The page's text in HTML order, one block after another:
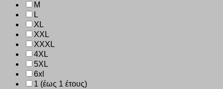
M
L
XL
XXL
XXXL
4XL
5XL
6xl
1 (έως 1 έτους)